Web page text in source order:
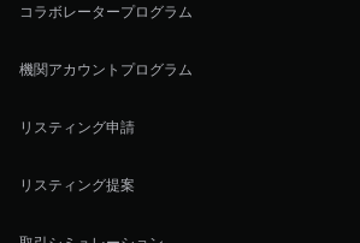
コラボレータープログラム
機関アカウントプログラム
リスティング申請
リスティング提案